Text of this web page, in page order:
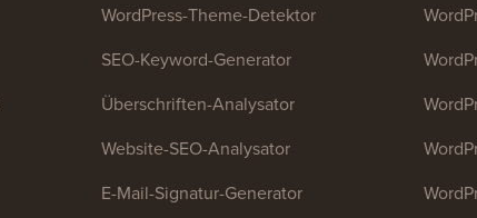
WordPress-Theme-Detektor
SEO-Keyword-Generator
Überschriften-Analysator
Website-SEO-Analysator
E-Mail-Signatur-Generator